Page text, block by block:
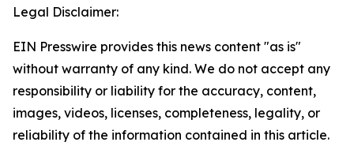
Legal Disclaimer:
EIN Presswire provides this news content "as is"
without warranty of any kind. We do not accept any
responsibility or liability for the accuracy, content,
images, videos, licenses, completeness, legality, or
reliability of the information contained in this article.